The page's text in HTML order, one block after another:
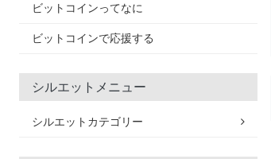
ビットコインってなに
ビットコインで応援する
シルエットメニュー
シルエットカテゴリー